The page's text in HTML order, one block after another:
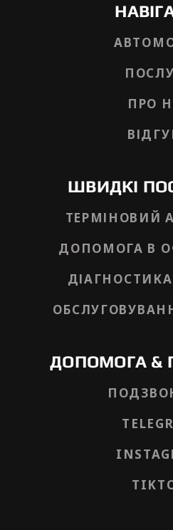
ПРО
ШВИДКІ
ТЕРМІНОВИЙ
ДОПОМОГА В
ДОПОМОГА &